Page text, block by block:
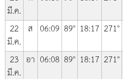
มี.ค.
22
มี.ค.
ส 06:09 89° 18:17 271°
23
มี.ค.
อา 06:08 89° 18:17 271°